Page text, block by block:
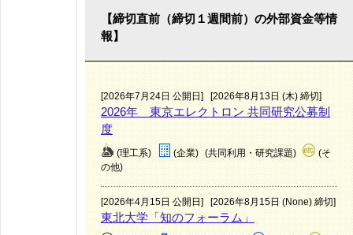
【締切直前（締切１週間前）の外部資金等情
報】
[2026年7月24日 公開日] [2026年8月13日 (木) 締切]
2026年 東京エレクトロン 共同研究公募制
度
(理工系) (企業) (共同利用・研究課題)
(そ
の他)
[2026年4月15日 公開日] [2026年8月15日 (None) 締切]
東北大学「知のフォーラム」